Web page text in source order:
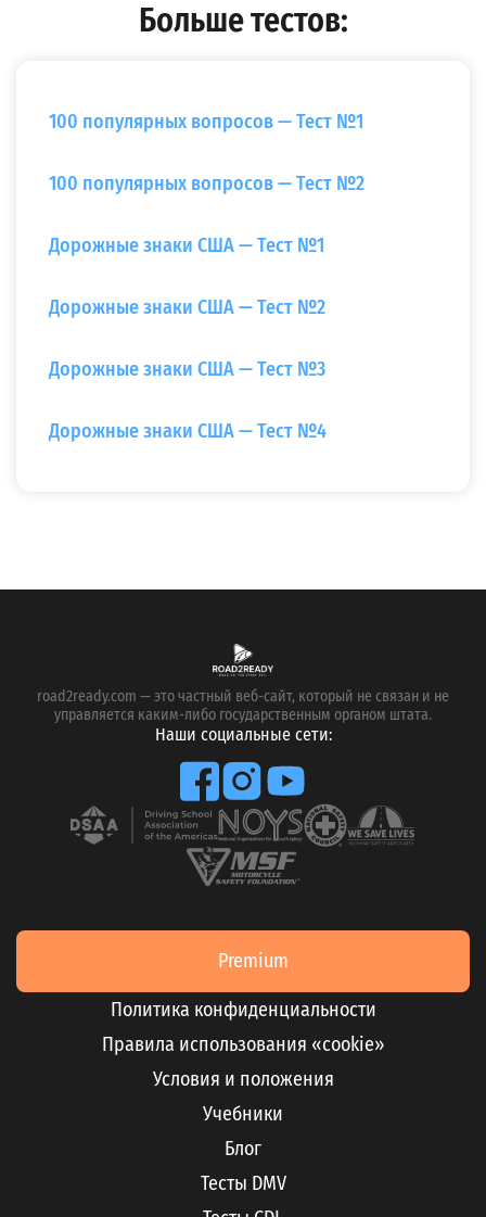
Больше тестов:
100 популярных вопросов — Тест №1
100 популярных вопросов — Тест №2
Дорожные знаки США — Тест №1
Дорожные знаки США — Тест №2
Дорожные знаки США — Тест №3
Дорожные знаки США — Тест №4
road2ready.com — это частный веб-сайт, который не связан и не
управляется каким-либо государственным органом штата.
Наши социальные сети:
Учебники
Блог
Тесты DMV
Premium
Политика конфиденциальности
Правила использования «cookie»
Условия и положения